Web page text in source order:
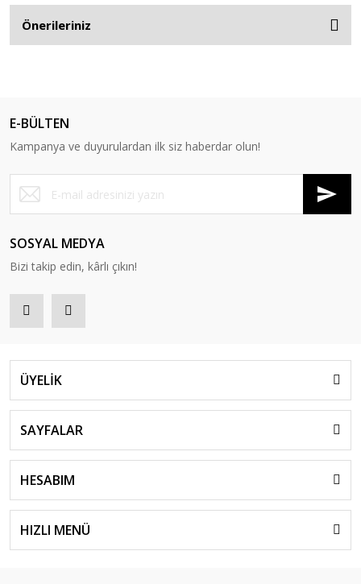
Önerileriniz
E-BÜLTEN
Kampanya ve duyurulardan ilk siz haberdar olun!
SOSYAL MEDYA
Bizi takip edin, kârlı çıkın!
ÜYELİK
SAYFALAR
HESABIM
HIZLI MENÜ